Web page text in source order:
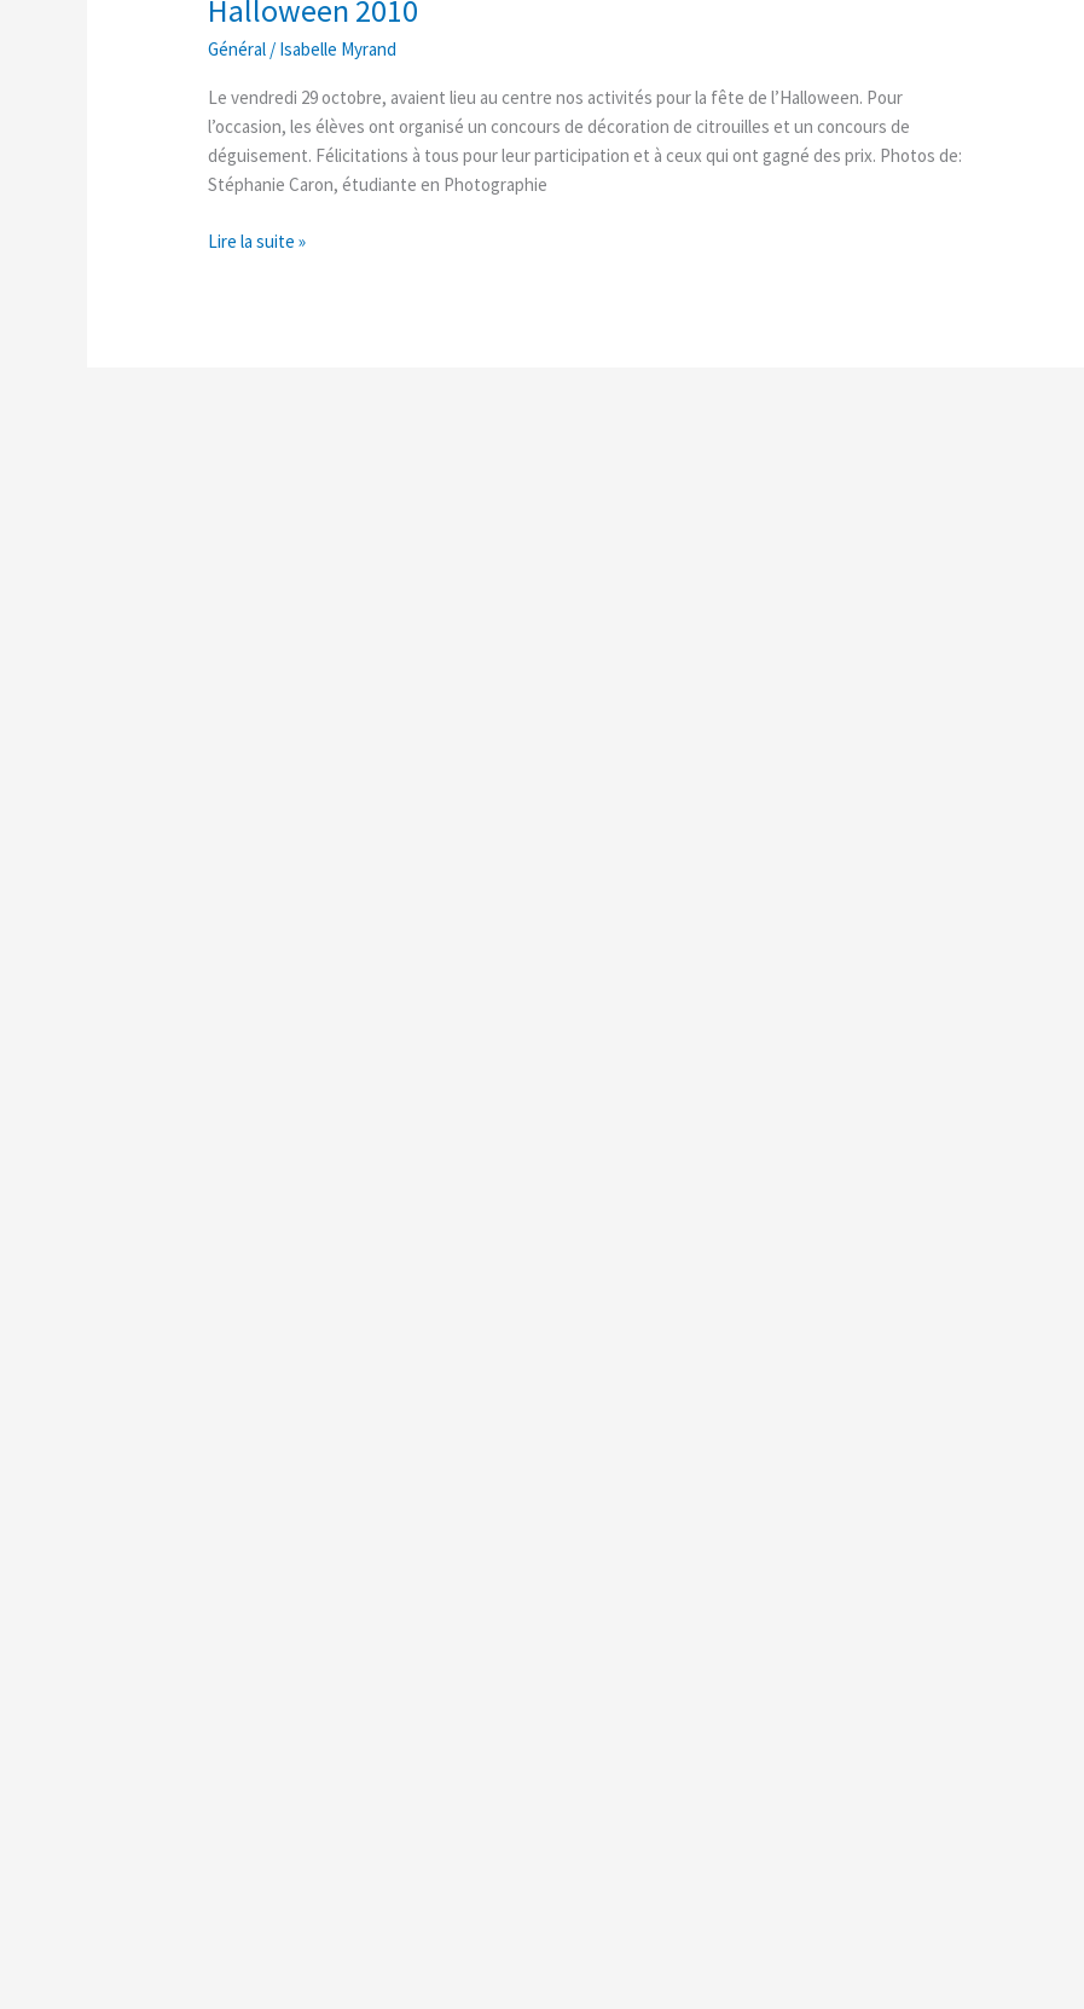
Halloween 2010
Général / Isabelle Myrand
Le vendredi 29 octobre, avaient lieu au centre nos activités pour la fête de l’Halloween. Pour
l’occasion, les élèves ont organisé un concours de décoration de citrouilles et un concours de
déguisement. Félicitations à tous pour leur participation et à ceux qui ont gagné des prix. Photos de:
Stéphanie Caron, étudiante en Photographie
Lire la suite »